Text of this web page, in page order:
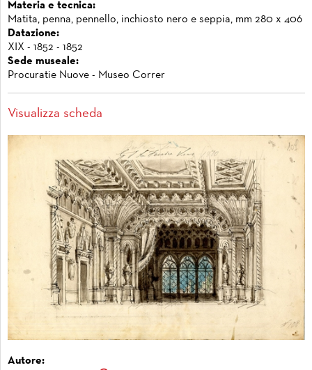
Materia e tecnica:
Matita, penna, pennello, inchiosto nero e seppia, mm 280 x 406
Datazione:
XIX - 1852 - 1852
Sede museale:
Procuratie Nuove - Museo Correr
Visualizza scheda
Autore: